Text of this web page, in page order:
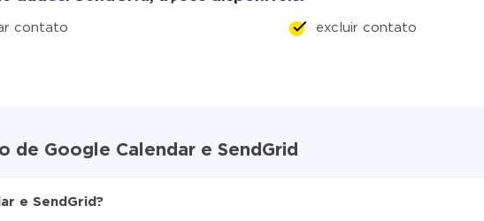
contato excluir contato
de Google Calendar e SendGrid
e SendGrid?